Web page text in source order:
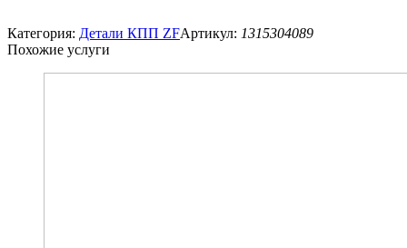
Категория: Детали КПП ZFАртикул: 1315304089
Похожие услуги